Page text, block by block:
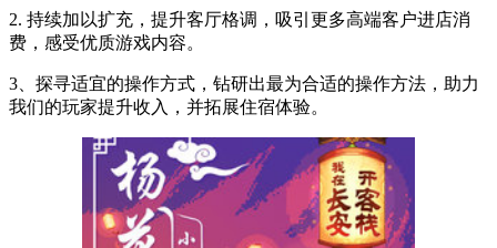
2. 持续加以扩充，提升客厅格调，吸引更多高端客户进店消
费，感受优质游戏内容。
3、探寻适宜的操作方式，钻研出最为合适的操作方法，助力
我们的玩家提升收入，并拓展住宿体验。